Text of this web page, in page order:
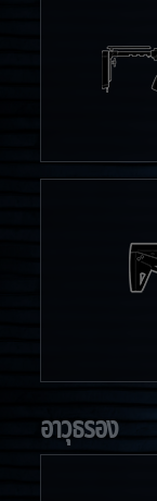
อาวุธรอง